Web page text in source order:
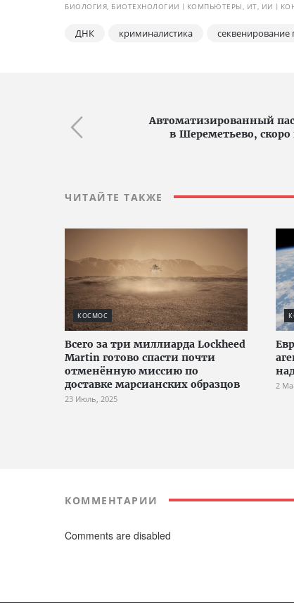
БИОЛОГИЯ, БИОТЕХНОЛОГИИ КОМПЬЮТЕРЫ, ИТ, ИИ
ДНК криминалистика секвенирование
Автоматизированный
в Шереметьево,
ЧИТАЙТЕ ТАКЖЕ
КОСМОС
Всего за три миллиарда Lockheed
Martin готово спасти почти
отменённую миссию по
доставке марсианских образцов
23 Июль, 2025
2
КОММЕНТАРИИ
Comments are disabled